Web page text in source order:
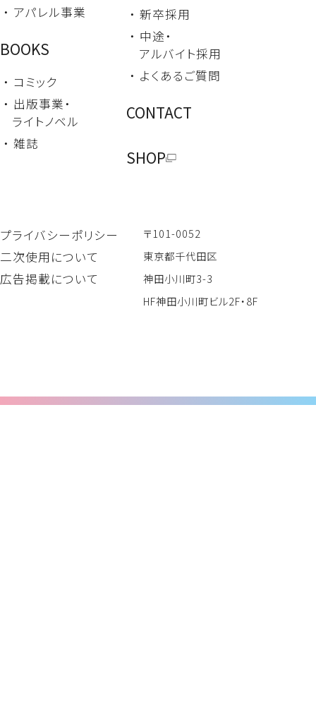
プライバシーポリシー
二次使用について
広告掲載について
〒101-0052
東京都千代田区
神田小川町3-3
HF神田小川町ビル2F・8F
・ アパレル事業
BOOKS
・ コミック
・ 出版事業・
ライトノベル
・ 雑誌
・ 新卒採用
・ 中途・
アルバイト採用
・ よくあるご質問
CONTACT
SHOP